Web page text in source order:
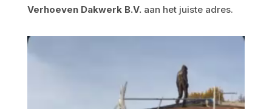
Verhoeven Dakwerk B.V. aan het juiste adres.